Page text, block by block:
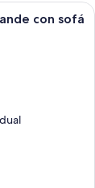
hotel moderna
con sofá